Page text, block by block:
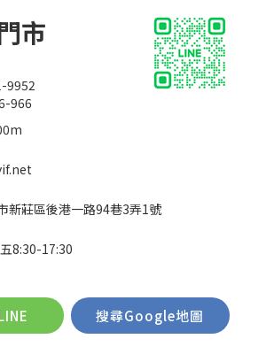
市
9952
966
新莊區後港一路94巷3弄1號
8:30-17:30
搜尋Google地圖